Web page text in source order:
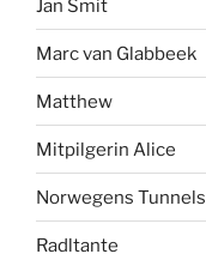
Jan Smit
Marc van Glabbeek
Matthew
Mitpilgerin Alice
Norwegens Tunnels
Radltante